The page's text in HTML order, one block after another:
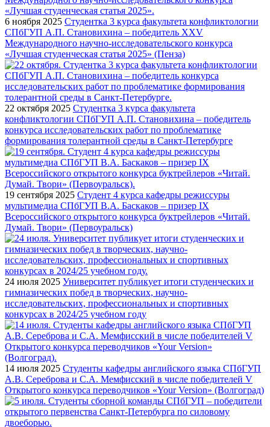
6 ноября 2025 Студентка 3 курса факультета конфликтологии
СПбГУП А.П. Становихина – победитель XXV
Международного научно-исследовательского конкурса
«Лучшая студенческая статья 2025» (Пенза)
22 октября 2025 Студентка 3 курса факультета
конфликтологии СПбГУП А.П. Становихина – победитель
конкурса исследовательских работ по проблематике
формирования толерантной среды в Санкт-Петербурге
19 сентября 2025 Студент 4 курса кафедры режиссуры
мультимедиа СПбГУП В.А. Баскаков – призер IX
Всероссийского открытого конкурса буктрейлеров «Читай.
Думай. Твори» (Первоуральск)
24 июля 2025 Университет публикует итоги студенческих и
гимназических побед в творческих, научно-
исследовательских, профессиональных и спортивных
конкурсах в 2024/25 учебном году
14 июля 2025 Студенты кафедры английского языка СПбГУП
А.В. Сереброва и С.А. Мемфисский в числе победителей V
Открытого конкурса переводчиков «Your Version» (Волгоград)